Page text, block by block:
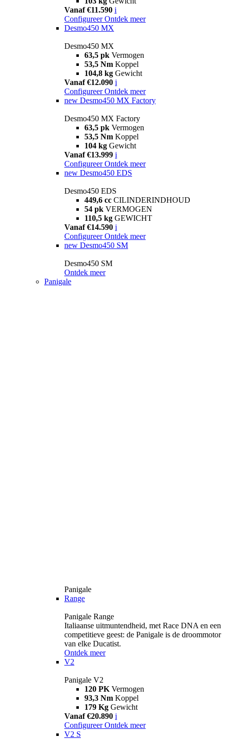
Vanaf €11.590 i
Configureer Ontdek meer
Desmo450 MX
Desmo450 MX
63,5 pk Vermogen
53,5 Nm Koppel
104,8 kg Gewicht
Vanaf €12.090 i
Configureer Ontdek meer
new Desmo450 MX Factory
Desmo450 MX Factory
63,5 pk Vermogen
53,5 Nm Koppel
104 kg Gewicht
Vanaf €13.999 i
Configureer Ontdek meer
new Desmo450 EDS
Desmo450 EDS
449,6 cc CILINDERINDHOUD
54 pk VERMOGEN
110,5 kg GEWICHT
Vanaf €14.590 i
Configureer Ontdek meer
new Desmo450 SM
Desmo450 SM
Ontdek meer
Panigale
Panigale
Range
Panigale Range
Italiaanse uitmuntendheid, met Race DNA en een
competitieve geest: de Panigale is de droommotor
van elke Ducatist.
Ontdek meer
V2
Panigale V2
120 PK Vermogen
93,3 Nm Koppel
179 Kg Gewicht
Vanaf €20.890 i
Configureer Ontdek meer
V2 S